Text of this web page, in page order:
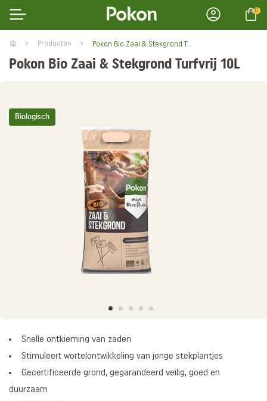
0
Producten Pokon Bio Zaai & Stekgrond Turfvrij 10L
Pokon Bio Zaai & Stekgrond Turfvrij 10L
Biologisch
Snelle ontkieming van zaden
Stimuleert wortelontwikkeling van jonge stekplantjes
Gecertificeerde grond, gegarandeerd veilig, goed en
duurzaam